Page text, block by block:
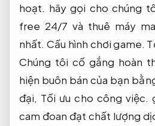
hoạt. hãy gọi cho chúng
free 24/7 và thuê máy
nhất. Cấu hình chơi game.
Chúng tôi cố gắng hoàn
hiện buôn bán của bạn
đại, Tối ưu cho công việc.
cam đoan đạt chất lượng